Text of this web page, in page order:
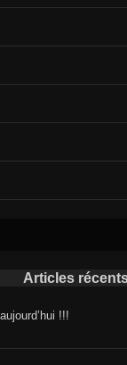
Articles
!!!